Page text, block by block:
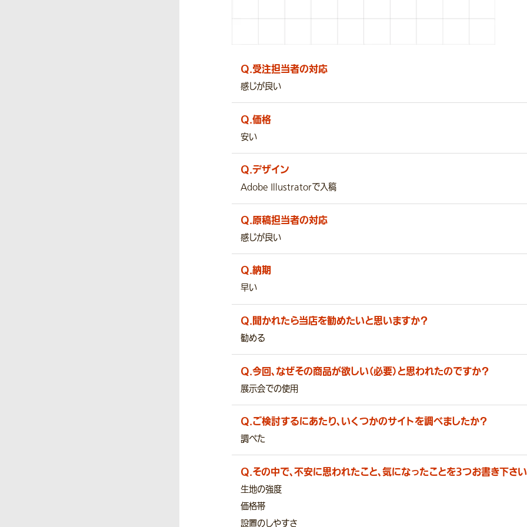
Q.受注担当者の対応
感じが良い
Q.価格
安い
Q.デザイン
Adobe Illustratorで入稿
Q.原稿担当者の対応
感じが良い
Q.納期
早い
Q.聞かれたら当店を勧めたいと思いますか？
勧める
Q.今回、なぜその商品が欲しい（必要）と思われたのですか？
展示会での使用
Q.ご検討するにあたり、いくつかのサイトを調べましたか？
調べた
Q.その中で、不安に思われたこと、気になったことを3つお書き下さい
生地の強度
価格帯
設置のしやすさ